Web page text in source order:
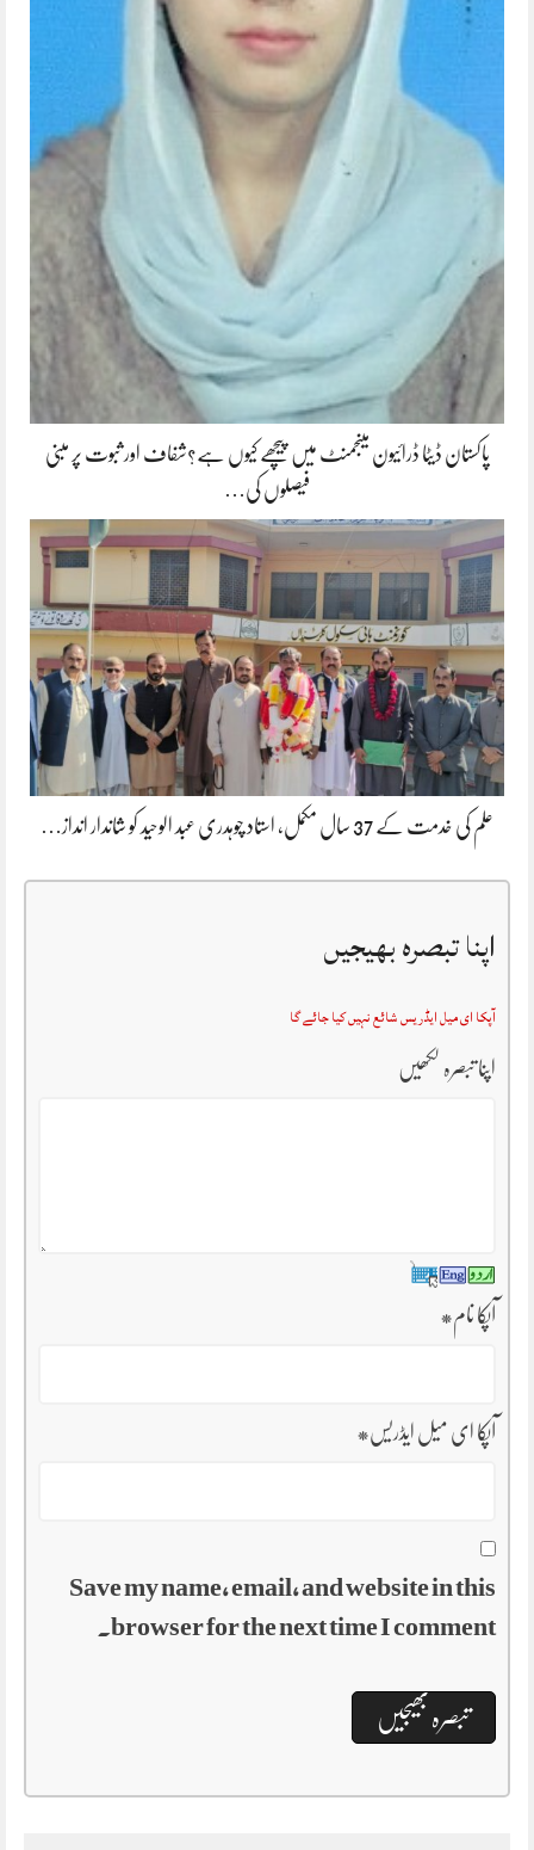
پاکستان ڈیٹا ڈرائیون مینجمنٹ میں پیچھے کیوں ہے؟شفاف اور ثبوت پر مبنی
فیصلوں کی…
علم کی خدمت کے 37 سال مکمل، استاد چوہدری عبد الوحید کو شاندار انداز…
اپنا تبصرہ بھیجیں
آپکا ای میل ایڈریس شائع نہیں کیا جائے گا
اپنا تبصرہ لکھیں
آپکا نام*
آپکا ای میل ایڈریس*
Save my name, email, and website in this
browser for the next time I comment.